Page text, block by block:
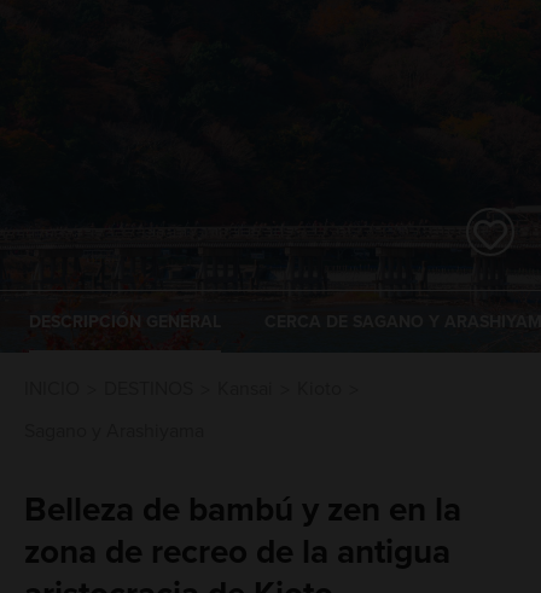
DESCRIPCIÓN GENERAL
Belleza de bambú y zen en la
zona de recreo de la antigua